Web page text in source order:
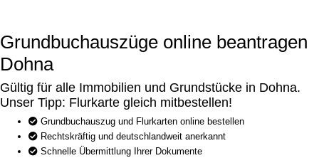
Grundbuchauszüge online beantragen
Dohna
Gültig für alle Immobilien und Grundstücke in Dohna.
Unser Tipp: Flurkarte gleich mitbestellen!
Grundbuchauszug und Flurkarten online bestellen
Rechtskräftig und deutschlandweit anerkannt
Schnelle Übermittlung Ihrer Dokumente